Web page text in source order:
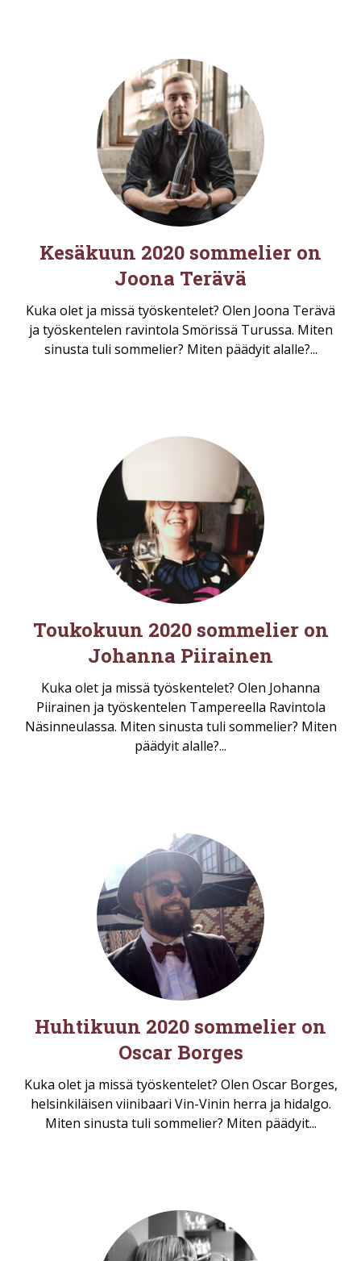
Kesäkuun 2020 sommelier on
Joona Terävä
Kuka olet ja missä työskentelet? Olen Joona Terävä
ja työskentelen ravintola Smörissä Turussa. Miten
sinusta tuli sommelier? Miten päädyit alalle?...
Toukokuun 2020 sommelier on
Johanna Piirainen
Kuka olet ja missä työskentelet? Olen Johanna
Piirainen ja työskentelen Tampereella Ravintola
Näsinneulassa. Miten sinusta tuli sommelier? Miten
päädyit alalle?...
Huhtikuun 2020 sommelier on
Oscar Borges
Kuka olet ja missä työskentelet? Olen Oscar Borges,
helsinkiläisen viinibaari Vin-Vinin herra ja hidalgo.
Miten sinusta tuli sommelier? Miten päädyit...